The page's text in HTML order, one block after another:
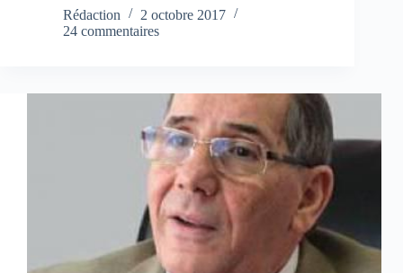
Rédaction
2 octobre 2017
24 commentaires